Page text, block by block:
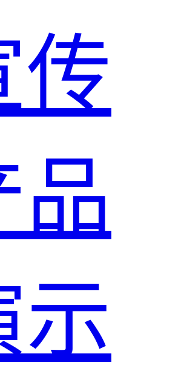
传
品
示